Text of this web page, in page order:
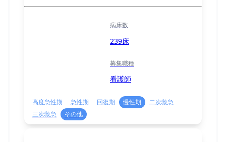
病床数
239床
募集職種
看護師
高度急性期 急性期 回復期 慢性期
二次救急
三次救急
その他